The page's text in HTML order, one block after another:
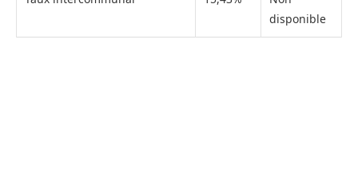
disponible